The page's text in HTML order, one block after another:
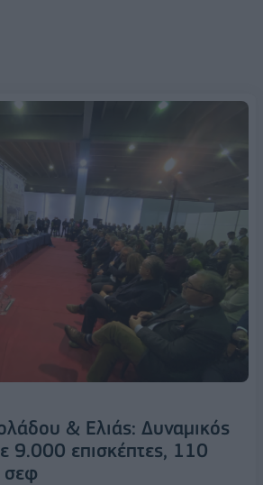
& Ελιάς: Δυναμικός
9.000 επισκέπτες, 110
σεφ